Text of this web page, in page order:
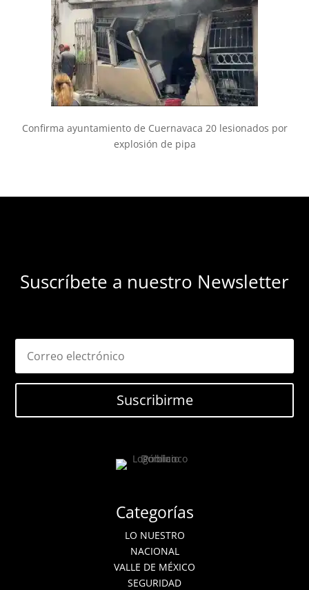
Confirma ayuntamiento de Cuernavaca 20 lesionados por
explosión de pipa
Suscríbete a nuestro Newsletter
Suscribirme
Categorías
LO NUESTRO
NACIONAL
VALLE DE MÉXICO
SEGURIDAD